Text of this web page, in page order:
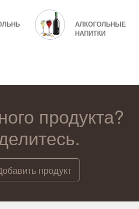
АЛКОГОЛЬНЫЕ
НАПИТКИ
продукта?
продукт